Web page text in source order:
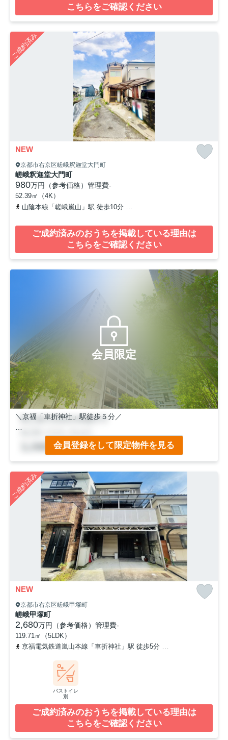
こちらをご確認ください
ご成約済み
NEW
京都市右京区嵯峨釈迦堂大門町
嵯峨釈迦堂大門町
980万円（参考価格） 管理費-
52.39㎡（4K）
山陰本線「嵯峨嵐山」駅 徒歩10分
ご成約済みのおうちを掲載している理由は
こちらをご確認ください
会員限定
＼京福「車折神社」駅徒歩５分／
●土地２０坪！
●ＪＲ「嵯峨嵐山」駅徒歩１５分
会員登録をして限定物件を見る
ご成約済み
NEW
京都市右京区嵯峨甲塚町
嵯峨甲塚町
2,680万円（参考価格） 管理費-
119.71㎡（5LDK）
京福電気鉄道嵐山本線「車折神社」駅 徒歩5分
バストイレ
別
ご成約済みのおうちを掲載している理由は
こちらをご確認ください